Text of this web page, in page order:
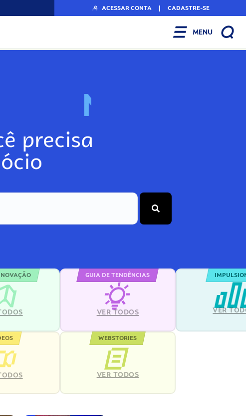
ACESSAR CONTA | CADASTRE-SE
MENU
N
precisa
GUIA DE TENDÊNCIAS
VER TODOS VER
WEBSTORIES
VER TODOS